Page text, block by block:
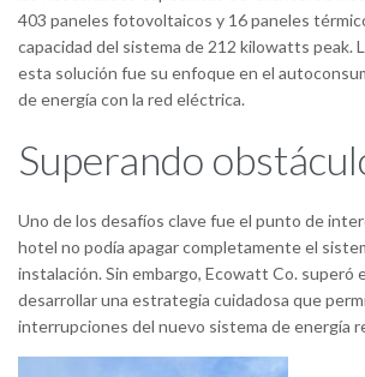
403 paneles fotovoltaicos y 16 paneles
capacidad del sistema de 212 kilowatts peak.
esta solución fue su enfoque en el
de energía con la red eléctrica.
Superando
Uno de los desafíos clave fue el punto de
hotel no podía apagar completamente el
instalación. Sin embargo, Ecowatt Co. superó
desarrollar una estrategia cuidadosa que
interrupciones del nuevo sistema de energía